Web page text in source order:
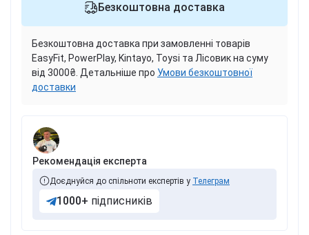
Безкоштовна доставка
Безкоштовна доставка при замовленні товарів
EasyFit, PowerPlay, Kintayo, Toysi та Лісовик на суму
від 3000₴. Детальніше про Умови безкоштовної
доставки
Рекомендація експерта
Доєднуйся до спільноти експертів у Телеграм
1000+ підписників